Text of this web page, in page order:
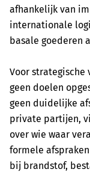
afhankelijk van
internationale
basale goederen
Voor strategische
geen doelen
geen duidelijke
private partijen,
over wie waar
formele
bij brandstof,